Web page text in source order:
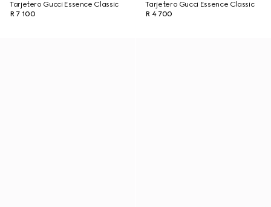
Tarjetero Gucci Essence Classic
R 7 100
Tarjetero Gucci Essence Classic
R 4 700